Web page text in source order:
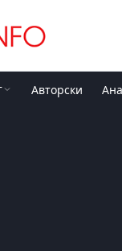
Авторски